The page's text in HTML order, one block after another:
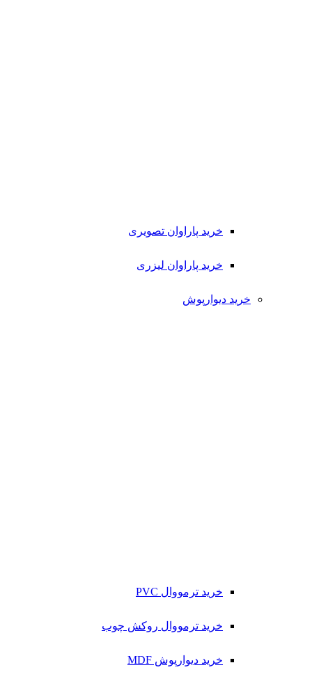
خرید پاراوان تصویری
خرید پاراوان لیزری
خرید دیوارپوش
خرید ترمووال PVC
خرید ترمووال روکش چوب
خرید دیوارپوش MDF